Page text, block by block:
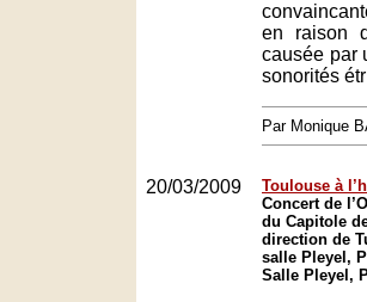
en raison
causée par
sonorités
Par Monique
20/03/2009
Toulouse à
Concert de
du Capitole
direction de
salle Pleyel,
Salle Pleyel,